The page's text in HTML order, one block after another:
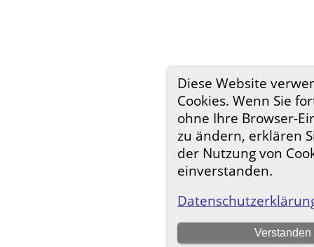
Diese Website
Cookies. Wenn Sie
ohne Ihre Browser-
zu ändern, erklären
der Nutzung von
einverstanden.
Verstanden